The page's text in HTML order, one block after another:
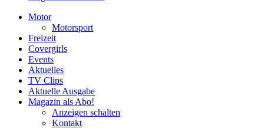
Motor
Motorsport
Freizeit
Covergirls
Events
Aktuelles
TV Clips
Aktuelle Ausgabe
Magazin als Abo!
Anzeigen schalten
Kontakt